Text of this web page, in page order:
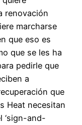
renovación
marcharse
que eso es
que se les ha
pedirle que
a
que
Heat necesitan
‘sign-and-